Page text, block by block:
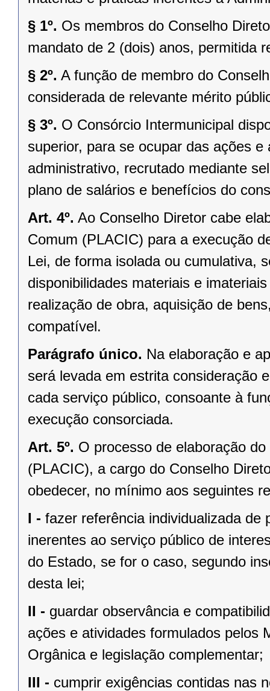
§ 1º. Os membros do Conselho
mandato de 2 (dois) anos, permitida
§ 2º. A função de membro do
considerada de relevante mérito
§ 3º. O Consórcio Intermunicipal
superior, para se ocupar das ações
administrativo, recrutado mediante
plano de salários e benefícios do
Art. 4º. Ao Conselho Diretor cabe
Comum (PLACIC) para a execução
Lei, de forma isolada ou cumulativa,
disponibilidades materiais e
realização de obra, aquisição de
compatível.
Parágrafo único. Na elaboração e
será levada em estrita consideração
cada serviço público, consoante à
execução consorciada.
Art. 5º. O processo de elaboração
(PLACIC), a cargo do Conselho
obedecer, no mínimo aos seguintes
I - fazer referência individualizada de
inerentes ao serviço público de
do Estado, se for o caso, segundo
desta lei;
II - guardar observância e
ações e atividades formulados pelos
Orgânica e legislação complementar;
III - cumprir exigências contidas nas